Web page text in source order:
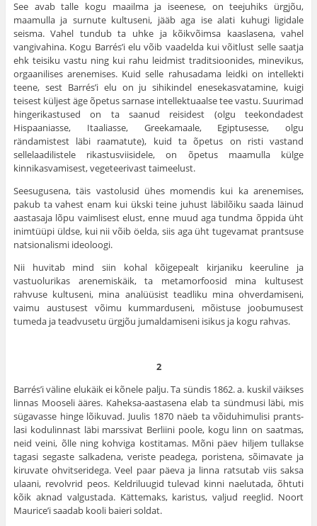
See avab talle kogu maailma ja iseenese, on teejuhiks ürgjõu,
maamulla ja surnute kultuseni, jääb aga ise alati kuhugi ligidale
seisma. Vahel tundub ta uhke ja kõikvõimsa kaaslasena, vahel
vangivahina. Kogu Barrés’i elu võib vaadelda kui võitlust selle saatja
ehk teisiku vastu ning kui rahu leidmist traditsioonides, minevikus,
orgaanilises arenemises. Kuid selle rahusadama leidki on intellekti
teene, sest Barrés’i elu on ju sihikindel enesekasvatamine, kuigi
teisest küljest äge õpetus sarnase intellektuaalse tee vastu. Suurimad
hingerikastused on ta saanud reisidest (olgu tee­kondadest
Hispaaniasse, Itaaliasse, Greekamaale, Egiptusesse, olgu
rändamistest läbi raamatute), kuid ta õpetus on risti vastand
sellelaadilistele rikastusviisidele, on õpetus maamulla külge
kinnikasvamisest, vegeteerivast taimeelust.
Seesugusena, täis vastolusid ühes momendis kui ka arenemises,
pakub ta vahest enam kui ükski teine juhust läbilõiku saada läinud
aasta­saja lõpu vaimlisest elust, enne muud aga tundma õppida üht
inimtüüpi üldse, kui nii võib öelda, siis aga üht tugevamat prantsuse
natsionalismi ideoloogi.
Nii huvitab mind siin kohal kõigepealt kirjaniku keeruline ja
vastuolurikas arenemiskäik, ta metamorfoosid mina kultusest
rahvuse kultuseni, mina analüüsist teadliku mina ohverdamiseni,
vaimu austusest võimu kummarduseni, mõistuse joobumusest
tumeda ja teadvusetu ürgjõu jumalda­miseni isikus ja kogu rahvas.
2
Barrés’i väline elukäik ei kõnele palju. Ta sündis 1862. a. kuskil väikses
linnas Mooseli ääres. Kaheksa-aastasena elab ta sündmusi läbi, mis
sügavasse hinge lõikuvad. Juulis 1870 näeb ta võiduhimulisi prants­
lasi kodulinnast läbi marssivat Berliini poole, kogu linn on saatmas,
neid veini, õlle ning kohviga kostitamas. Mõni päev hiljem tullakse
tagasi segaste salkadena, veriste peadega, poristena, sõimavate ja
kiruvate ohvit­seridega. Veel paar päeva ja linna ratsutab viis saksa
ulaani, revolvrid peos. Keldriluugid tulevad kinni naelutada, õhtuti
kõik aknad valgustada. Kätte­maks, karistus, valjud reeglid. Noort
Maurice’i saadab kooli baieri soldat.